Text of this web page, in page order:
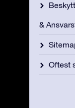
&
Oftest